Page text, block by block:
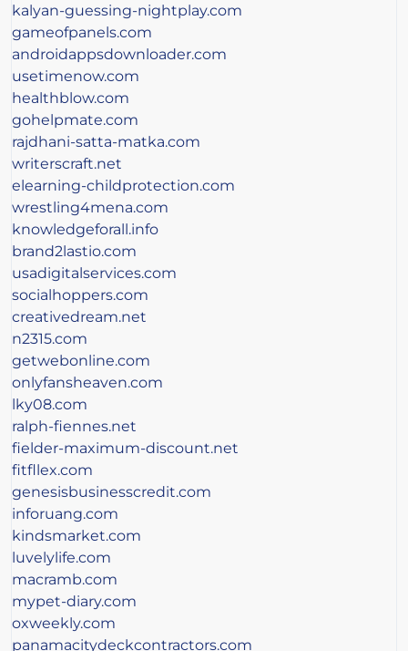
kalyan-guessing-nightplay.com
gameofpanels.com
androidappsdownloader.com
usetimenow.com
healthblow.com
gohelpmate.com
rajdhani-satta-matka.com
writerscraft.net
elearning-childprotection.com
wrestling4mena.com
knowledgeforall.info
brand2lastio.com
usadigitalservices.com
socialhoppers.com
creativedream.net
n2315.com
getwebonline.com
onlyfansheaven.com
lky08.com
ralph-fiennes.net
fielder-maximum-discount.net
fitfllex.com
genesisbusinesscredit.com
inforuang.com
kindsmarket.com
luvelylife.com
macramb.com
mypet-diary.com
oxweekly.com
panamacitydeckcontractors.com